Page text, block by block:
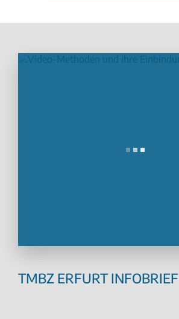
TMBZ ERFURT INFOBRIEF